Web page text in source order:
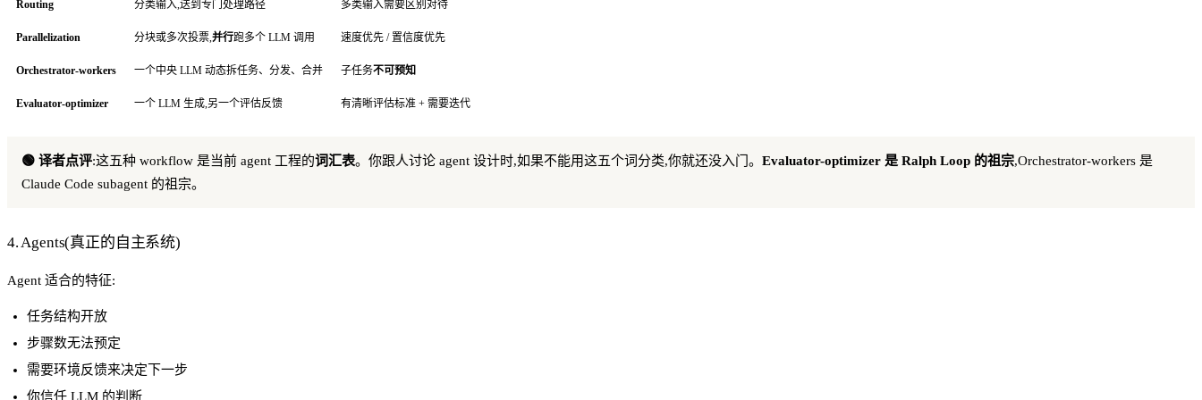
Routing 分类输入,送到专门处理路径 多类输入需要区别对待
Parallelization 分块或多次投票,并行跑多个 LLM 调用 速度优先 / 置信度优先
Orchestrator-workers 一个中央 LLM 动态拆任务、分发、合并 子任务不可预知
Evaluator-optimizer 一个 LLM 生成,另一个评估反馈 有清晰评估标准 + 需要迭代
🟢 译者点评:这五种 workflow 是当前 agent 工程的词汇表。你跟人讨论 agent 设计时,如果不能用这五个词分类,你就还没入门。 Evaluator-optimizer 是 Ralph Loop 的祖宗,Orchestrator-workers 是
Claude Code subagent 的祖宗。
4. Agents(真正的自主系统)
Agent 适合的特征:
任务结构开放
步骤数无法预定
需要环境反馈来决定下一步
你信任 LLM 的判断